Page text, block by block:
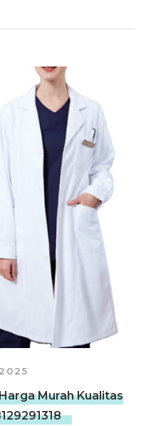
Murah Kualitas